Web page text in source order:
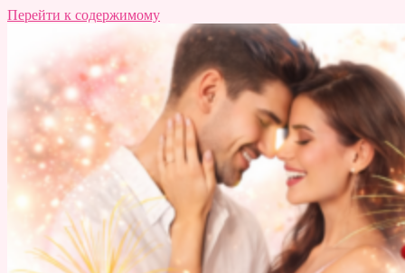
Перейти к содержимому